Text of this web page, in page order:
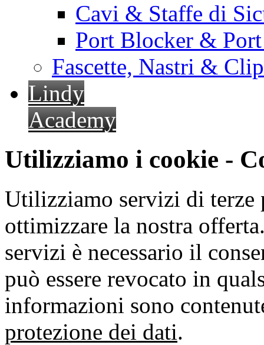
Cavi & Staffe di
Port Blocker &
Fascette, Nastri &
Lindy
Academy
Utilizziamo i cookie -
Utilizziamo servizi di terze
ottimizzare la nostra
servizi è necessario il
può essere revocato in
informazioni sono
protezione dei dati.